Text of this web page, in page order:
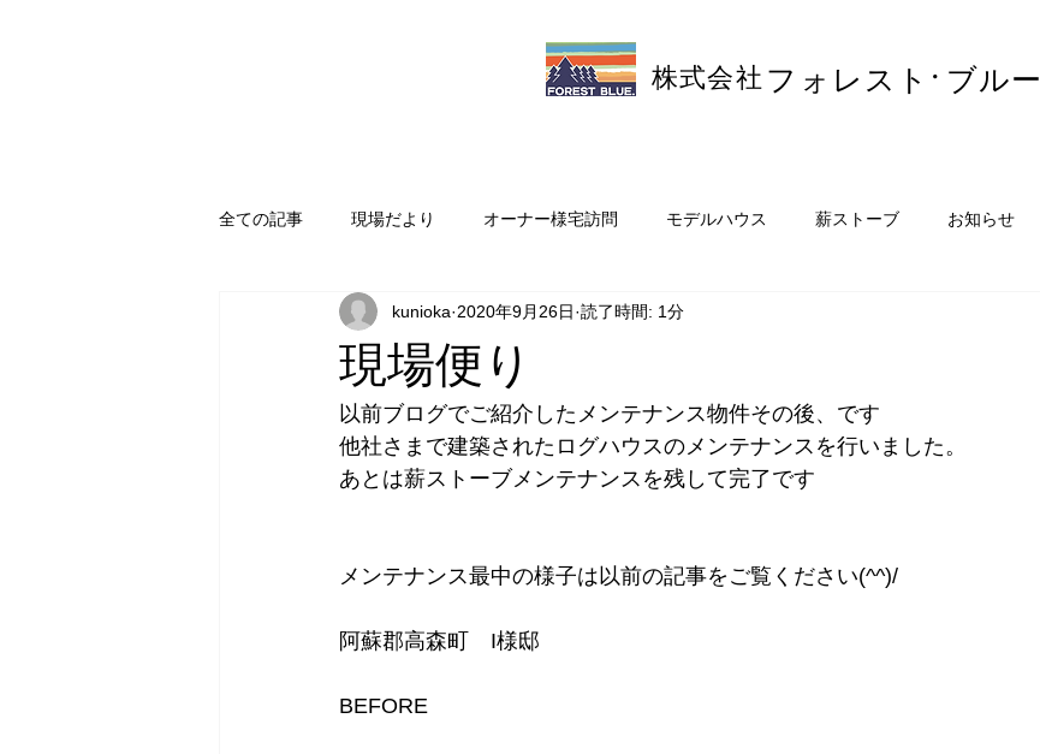
ブルー
株式会社 フォレスト ・
全ての記事 現場だより オーナー様宅訪問 モデルハウス 薪ストーブ お知らせ
スキャンDホーム スタッフブログ
ハンドカットログハウス
現場便り
kunioka 2020年9月26日 読了時間: 1分
以前ブログでご紹介したメンテナンス物件その後、です
他社さまで建築されたログハウスのメンテナンスを行いました。
あとは薪ストーブメンテナンスを残して完了です
メンテナンス最中の様子は以前の記事をご覧ください(^^)/
阿蘇郡高森町　I様邸
BEFORE